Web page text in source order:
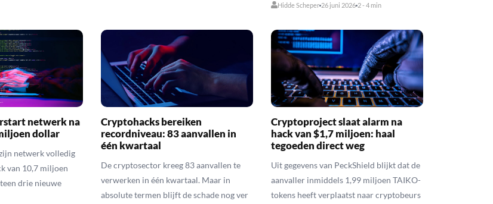
Hidde Scheper 26 juni 2026 2 - 4 min
netwerk na
dollar
netwerk volledig
van 10,7 miljoen
drie nieuwe
Cryptohacks bereiken
recordniveau: 83 aanvallen in
één kwartaal
De cryptosector kreeg 83 aanvallen te
verwerken in één kwartaal. Maar in
absolute termen blijft de schade nog ver
Cryptoproject slaat alarm na
hack van $1,7 miljoen: haal
tegoeden direct weg
Uit gegevens van PeckShield blijkt dat de
aanvaller inmiddels 1,99 miljoen TAIKO-
tokens heeft verplaatst naar cryptobeurs